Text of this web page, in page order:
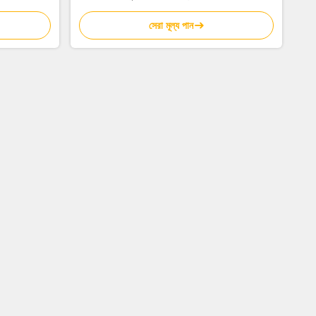
সেরা মূল্য পান